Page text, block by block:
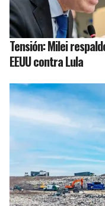
Tensión: Milei
EEUU contra Lula